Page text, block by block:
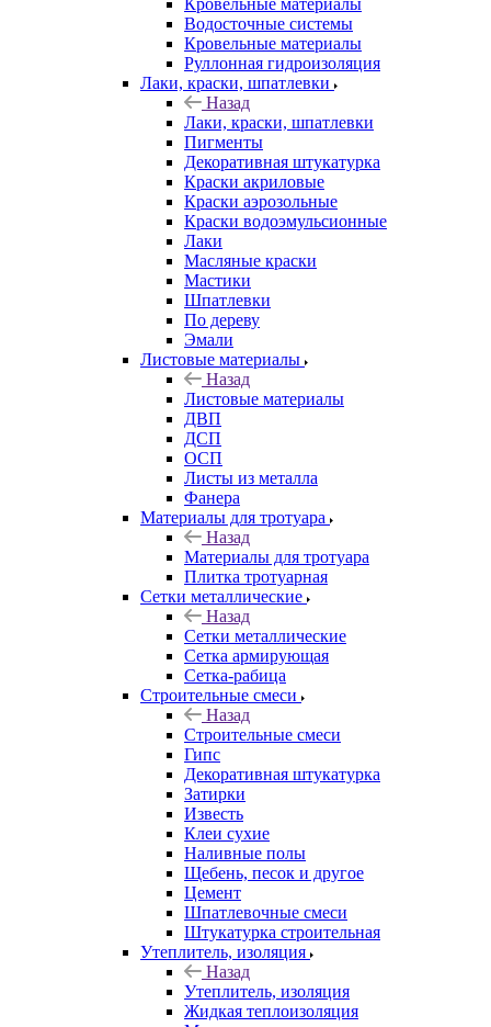
Кровельные материалы
Водосточные системы
Кровельные материалы
Руллонная гидроизоляция
Лаки, краски, шпатлевки
Назад
Лаки, краски, шпатлевки
Пигменты
Декоративная штукатурка
Краски акриловые
Краски аэрозольные
Краски водоэмульсионные
Лаки
Масляные краски
Мастики
Шпатлевки
По дереву
Эмали
Листовые материалы
Назад
Листовые материалы
ДВП
ДСП
ОСП
Листы из металла
Фанера
Материалы для тротуара
Назад
Материалы для тротуара
Плитка тротуарная
Сетки металлические
Назад
Сетки металлические
Сетка армирующая
Сетка-рабица
Строительные смеси
Назад
Строительные смеси
Гипс
Декоративная штукатурка
Затирки
Известь
Клеи сухие
Наливные полы
Щебень, песок и другое
Цемент
Шпатлевочные смеси
Штукатурка строительная
Утеплитель, изоляция
Назад
Утеплитель, изоляция
Жидкая теплоизоляция